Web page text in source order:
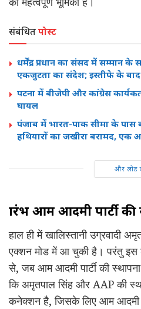
संबंधितपोस्ट
धर्मेंद्र प्रधान का संसद में सम्मान के
एकजुटता का संदेश; इस्तीफे के
पटना में बीजेपी और कांग्रेस
घायल
पंजाब में भारत-पाक सीमा के पास
हथियारों का जखीरा बरामद, एक
और लोड
प्रारंभ आम आदमी पार्टी
हाल ही में खालिस्तानी उग्रवादी
एक्शन मोड में आ चुकी है। परंतु इस
से, जब आम आदमी पार्टी की
कि अमृतपाल सिंह और AAP की
कनेक्शन है, जिसके लिए आम आदमी